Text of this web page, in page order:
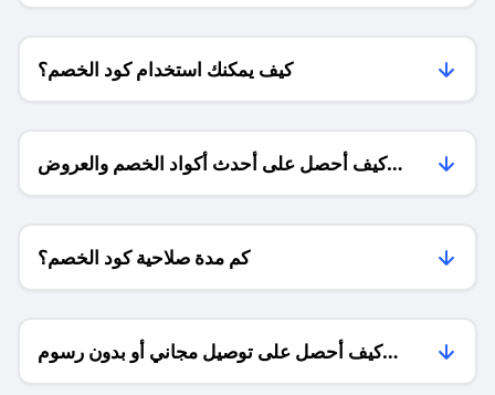
كيف يمكنك استخدام كود الخصم؟
كيف أحصل على أحدث أكواد الخصم والعروض
للمتاجر؟
كم مدة صلاحية كود الخصم؟
كيف أحصل على توصيل مجاني أو بدون رسوم
الشحن ؟